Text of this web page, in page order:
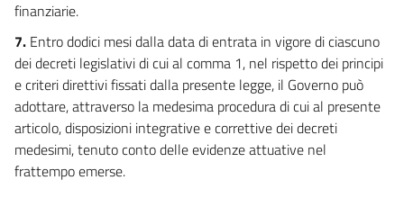
finanziarie.
7. Entro dodici mesi dalla data di entrata in vigore di ciascuno
dei decreti legislativi di cui al comma 1, nel rispetto dei principi
e criteri direttivi fissati dalla presente legge, il Governo può
adottare, attraverso la medesima procedura di cui al presente
articolo, disposizioni integrative e correttive dei decreti
medesimi, tenuto conto delle evidenze attuative nel
frattempo emerse.